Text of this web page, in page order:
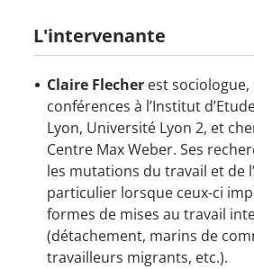
L'intervenante
Claire Flecher est
conférences à l’Institut
Lyon, Université Lyon 2, et
Centre Max Weber. Ses
les mutations du travail et de
particulier lorsque ceux-ci
formes de mises au travail
(détachement, marins de
travailleurs migrants, etc.).